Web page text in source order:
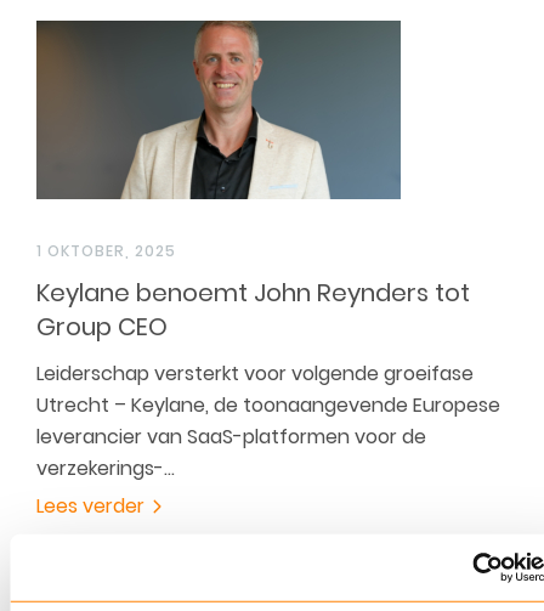
1 OKTOBER, 2025
Keylane benoemt John Reynders tot
Group CEO
Leiderschap versterkt voor volgende groeifase
Utrecht – Keylane, de toonaangevende Europese
leverancier van SaaS-platformen voor de
verzekerings-…
Lees verder